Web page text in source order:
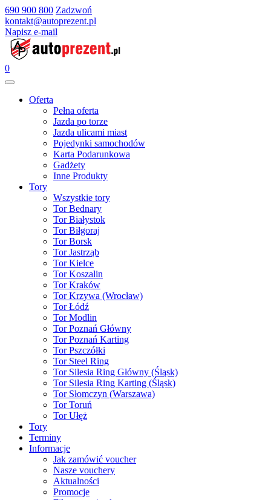
690 900 800 Zadzwoń
kontakt@autoprezent.pl
Napisz e-mail
0
Oferta
Pełna oferta
Jazda po torze
Jazda ulicami miast
Pojedynki samochodów
Karta Podarunkowa
Gadżety
Inne Produkty
Tory
Wszystkie tory
Tor Bednary
Tor Białystok
Tor Biłgoraj
Tor Borsk
Tor Jastrząb
Tor Kielce
Tor Koszalin
Tor Kraków
Tor Krzywa (Wrocław)
Tor Łódź
Tor Modlin
Tor Poznań Główny
Tor Poznań Karting
Tor Pszczółki
Tor Steel Ring
Tor Silesia Ring Główny (Śląsk)
Tor Silesia Ring Karting (Śląsk)
Tor Słomczyn (Warszawa)
Tor Toruń
Tor Ułęż
Tory
Terminy
Informacje
Jak zamówić voucher
Nasze vouchery
Aktualności
Promocje